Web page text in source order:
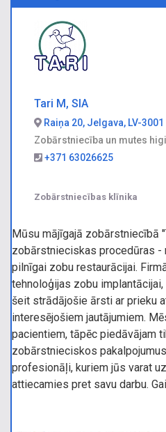
Tari M, SIA
Raiņa 20, Jelgava, LV-3001
Zobārstniecība un mutes
+371 63026625
Zobārstniecības klīnika
Mūsu mājīgajā zobārstniecībā
zobārstnieciskas procedūras -
pilnīgai zobu restaurācijai.
tehnoloģijas zobu
šeit strādājošie ārsti ar prieku
interesējošiem jautājumiem.
pacientiem, tāpēc piedāvājam
zobārstnieciskos
profesionāļi, kuriem jūs varat
attiecamies pret savu darbu.